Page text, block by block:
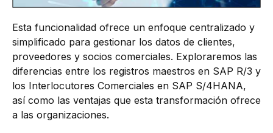
Esta funcionalidad ofrece un enfoque centralizado y
simplificado para gestionar los datos de clientes,
proveedores y socios comerciales. Exploraremos las
diferencias entre los registros maestros en SAP R/3 y
los Interlocutores Comerciales en SAP S/4HANA,
así como las ventajas que esta transformación ofrece
a las organizaciones.